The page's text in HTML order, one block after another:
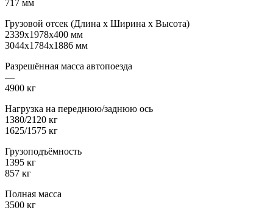
717 мм
Грузовой отсек (Длина x Ширина x Высота)
2339x1978x400 мм
3044x1784x1886 мм
Разрешённая масса автопоезда
—
4900 кг
Нагрузка на переднюю/заднюю ось
1380/2120 кг
1625/1575 кг
Грузоподъёмность
1395 кг
857 кг
Полная масса
3500 кг